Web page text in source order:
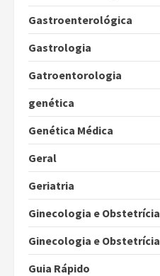
Gastroenterológica
Gastrologia
Gatroentorologia
genética
Genética Médica
Geral
Geriatria
Ginecologia e Obstetrícia
Ginecologia e Obstetrícia
Guia Rápido